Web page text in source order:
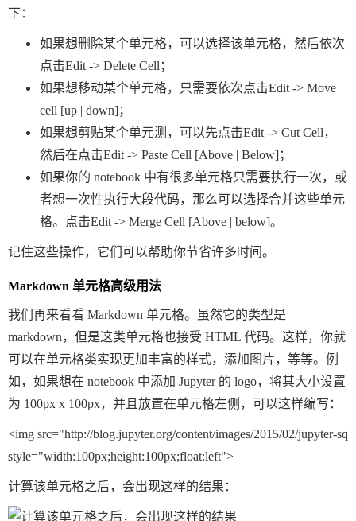
下：
如果想删除某个单元格，可以选择该单元格，然后依次
点击Edit -> Delete Cell ；
如果想移动某个单元格，只需要依次点击Edit -> Move
cell [up | down]；
如果想剪贴某个单元测，可以先点击Edit -> Cut Cell，
然后在点击Edit -> Paste Cell [Above | Below]；
如果你的 notebook 中有很多单元格只需要执行一次，或
者想一次性执行大段代码，那么可以选择合并这些单元
格。点击Edit -> Merge Cell [Above | below]。
记住这些操作，它们可以帮助你节省许多时间。
Markdown 单元格高级用法
我们再来看看 Markdown 单元格。虽然它的类型是
markdown，但是这类单元格也接受 HTML 代码。这样，你就
可以在单元格类实现更加丰富的样式，添加图片，等等。例
如，如果想在 notebook 中添加 Jupyter 的 logo，将其大小设置
为 100px x 100px，并且放置在单元格左侧，可以这样编写：
<img src=
style="width:100px;height:100px;float:left"
计算该单元格之后，会出现这样的结果：